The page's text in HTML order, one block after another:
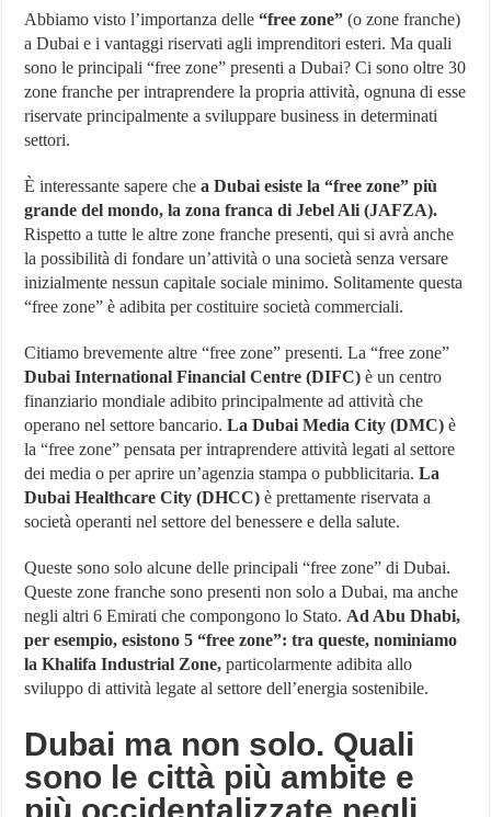
Abbiamo visto l’importanza delle“free zone” (o zone franche)
a Dubai e i vantaggi riservati agli imprenditori esteri. Ma quali
sono le principali “free zone” presenti a Dubai? Ci sono oltre 30
zone franche per intraprendere la propria attività, ognuna di esse
riservate principalmente a sviluppare business in determinati
settori.
È interessante sapere chea Dubai esiste la “free zone” più
grande del mondo, la zona franca di Jebel Ali (JAFZA).
Rispetto a tutte le altre zone franche presenti, qui si avrà anche
la possibilità di fondare un’attività o una società senza versare
inizialmente nessun capitale sociale minimo. Solitamente questa
“free zone” è adibita per costituire società commerciali.
Citiamo brevemente altre “free zone” presenti. La “free zone”
Dubai International Financial Centre (DIFC) è un centro
finanziario mondiale adibito principalmente ad attività che
operano nel settore bancario.La Dubai Media City (DMC) è
la “free zone” pensata per intraprendere attività legati al settore
dei media o per aprire un’agenzia stampa o pubblicitaria.La
Dubai Healthcare City (DHCC) è prettamente riservata a
società operanti nel settore del benessere e della salute.
Queste sono solo alcune delle principali “free zone” di Dubai.
Queste zone franche sono presenti non solo a Dubai, ma anche
negli altri 6 Emirati che compongono lo Stato.Ad Abu Dhabi,
per esempio, esistono 5 “free zone”: tra queste, nominiamo
la Khalifa Industrial Zone, particolarmente adibita allo
sviluppo di attività legate al settore dell’energia sostenibile.
Dubai ma non solo. Quali
sono le città più ambite e